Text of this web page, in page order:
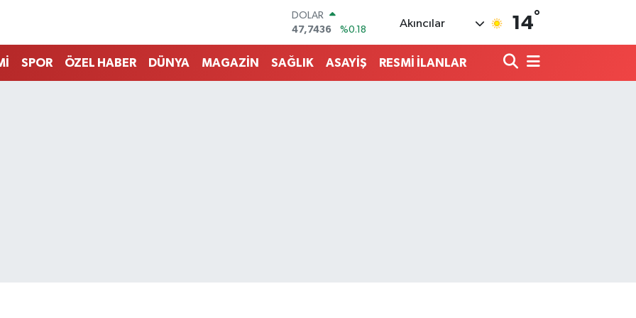
DOLAR
47,7436
%0.18
EURO
55,2510
%0.32
Akıncılar 14°
SPOR ÖZEL HABER DÜNYA MAGAZİN SAĞLIK ASAYİŞ RESMİ İLANLAR